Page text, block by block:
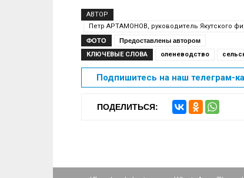
АВТОР
Петр АРТАМОНОВ, руководитель Якутского
ФОТО Предоставлены автором
КЛЮЧЕВЫЕ СЛОВА оленеводство
Подпишитесь на наш телеграм-
ПОДЕЛИТЬСЯ: